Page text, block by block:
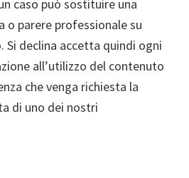
caso può sostituire una
o parere professionale su
Si declina accetta quindi ogni
all’utilizzo del contenuto
che venga richiesta la
di uno dei nostri